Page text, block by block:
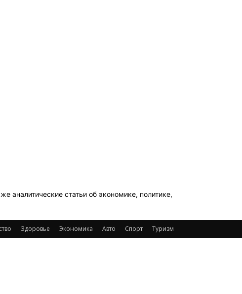
аналитические статьи об экономике, политике,
Здоровье Экономика Авто Спорт Туризм